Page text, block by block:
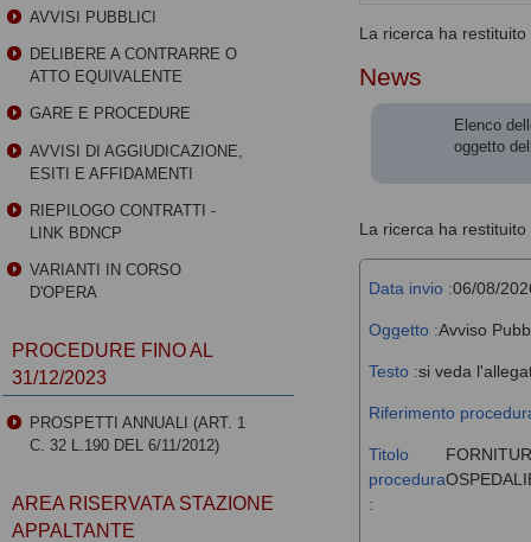
La ricerca ha restituito
News
Elenco
oggetto
La ricerca ha
Data invio :06/08/
Oggetto :Avviso
Testo :si veda
Riferimento
Titolo
procedura
:
AVVISI PUBBLICI
DELIBERE A CONTRARRE O
ATTO EQUIVALENTE
GARE E PROCEDURE
AVVISI DI AGGIUDICAZIONE,
ESITI E AFFIDAMENTI
RIEPILOGO CONTRATTI -
LINK BDNCP
VARIANTI IN CORSO
D'OPERA
PROCEDURE FINO AL
31/12/2023
PROSPETTI ANNUALI (ART. 1
C. 32 L.190 DEL 6/11/2012)
AREA RISERVATA STAZIONE
APPALTANTE